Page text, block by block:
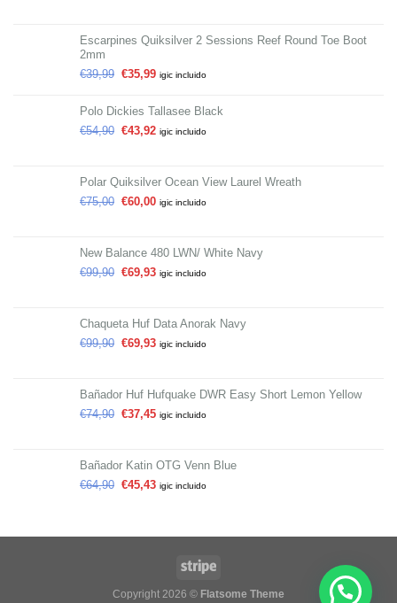
Escarpines Quiksilver 2 Sessions Reef Round Toe Boot
2mm
€39,99 €35,99 igic incluido
Polo Dickies Tallasee Black
€54,90 €43,92 igic incluido
Polar Quiksilver Ocean View Laurel Wreath
€75,00 €60,00 igic incluido
New Balance 480 LWN/ White Navy
€99,90 €69,93 igic incluido
Chaqueta Huf Data Anorak Navy
€99,90 €69,93 igic incluido
Bañador Huf Hufquake DWR Easy Short Lemon Yellow
€74,90 €37,45 igic incluido
Bañador Katin OTG Venn Blue
€64,90 €45,43 igic incluido
Copyright 2026 © Flatsome Theme